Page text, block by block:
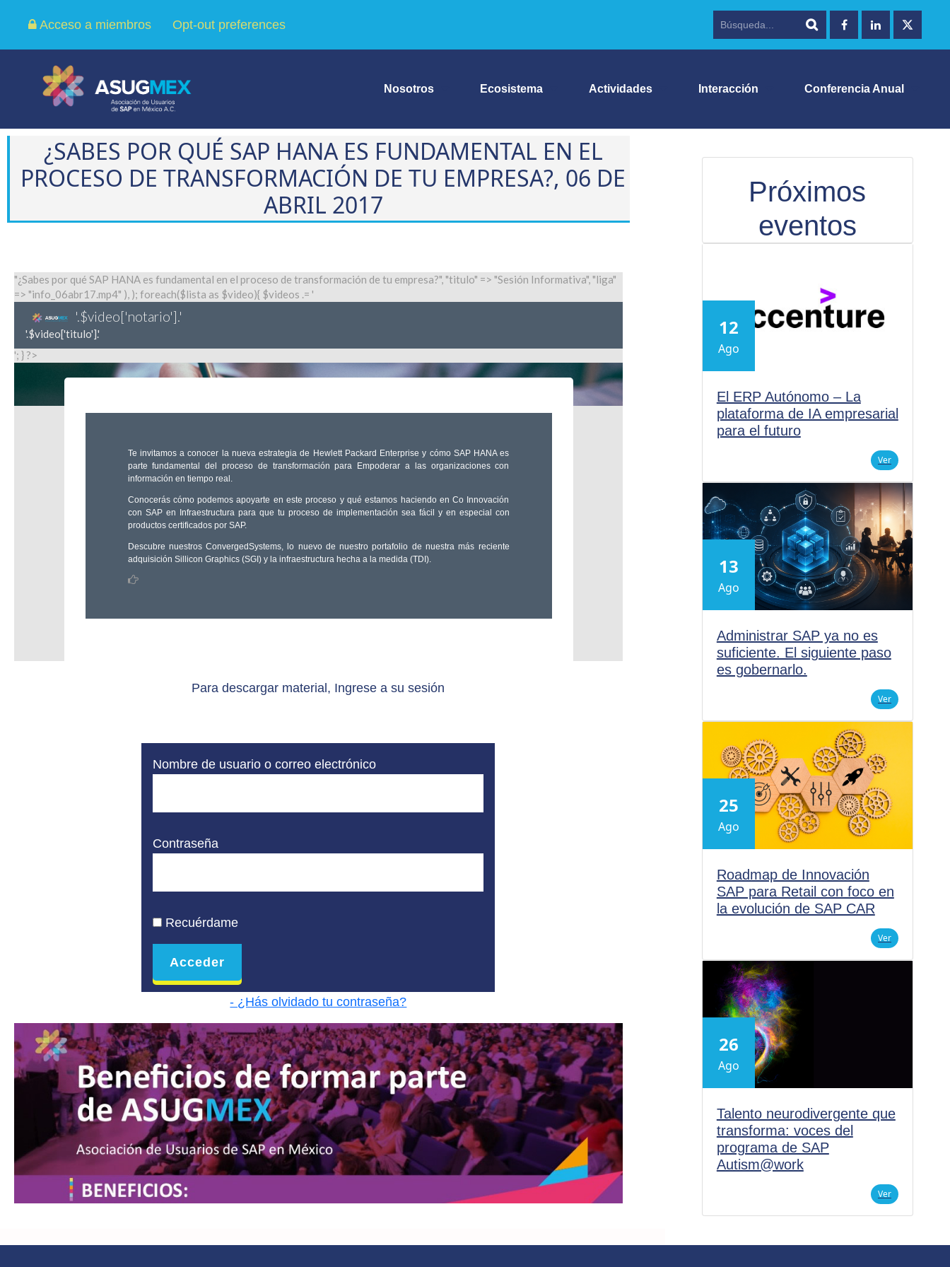
Acceso a miembros Opt-out preferences
Nosotros Ecosistema Actividades Interacción Conferencia Anual
¿SABES POR QUÉ SAP HANA ES FUNDAMENTAL EN EL
PROCESO DE TRANSFORMACIÓN DE TU EMPRESA?, 06 DE
ABRIL 2017
Para descargar material, Ingrese a su sesión
Nombre de usuario o correo electrónico
Contraseña
Recuérdame
- ¿Hás olvidado tu contraseña?
Próximos
eventos
12
Ago
El ERP Autónomo – La
plataforma de IA empresarial
para el futuro
Ver
13
Ago
Administrar SAP ya no es
suficiente. El siguiente paso
es gobernarlo.
Ver
25
Ago
Roadmap de Innovación
SAP para Retail con foco en
la evolución de SAP CAR
Ver
26
Ago
Talento neurodivergente que
transforma: voces del
programa de SAP
Autism@work
Ver